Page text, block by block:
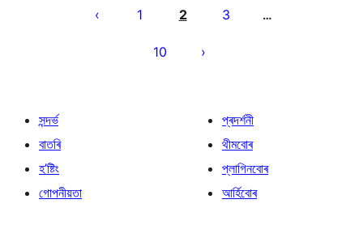
পৃষ্ঠাকৰণ
1 2 3 …
10
সন্দৰ্ভ
বাতৰি
হ’ষ্টিং
গোপনীয়তা
প্ৰদৰ্শনী
থীমবোৰ
প্লাগিনবোৰ
আৰ্হিবোৰ